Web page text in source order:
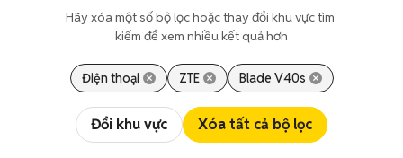
Hãy xóa một số bộ lọc hoặc thay đổi khu vực tìm
kiếm để xem nhiều kết quả hơn
Điện thoại ZTE Blade V40s
Đổi khu vực Xóa tất cả bộ lọc